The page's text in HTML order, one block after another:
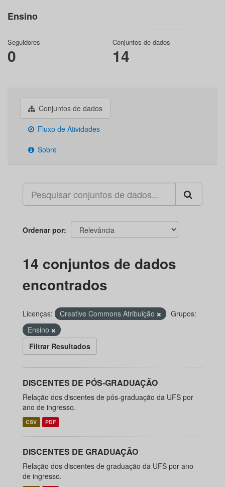
Ensino
Seguidores
0
Conjuntos de dados
14
Conjuntos de dados
Fluxo de Atividades
Sobre
Ordenar por
14 conjuntos de dados
encontrados
Licenças: Creative Commons Atribuição
Grupos:
Ensino
Filtrar Resultados
DISCENTES DE PÓS-GRADUAÇÃO
Relação dos discentes de pós-graduação da UFS por
ano de ingresso.
CSV PDF
DISCENTES DE GRADUAÇÃO
Relação dos discentes de graduação da UFS por ano
de ingresso.